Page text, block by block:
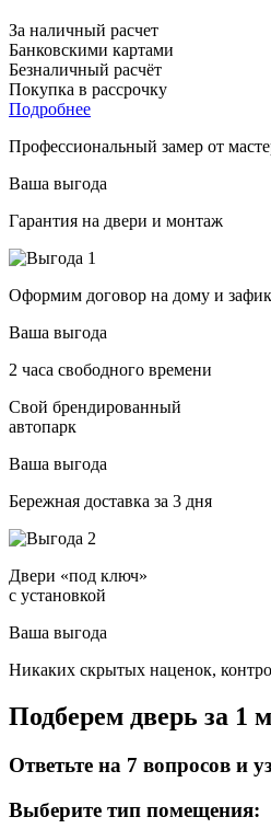
За наличный расчет
Банковскими картами
Безналичный расчёт
Покупка в рассрочку
Подробнее
Профессиональный замер от
Ваша выгода
Гарантия на двери и монтаж
Оформим договор на дому и
Ваша выгода
2 часа свободного времени
Свой брендированный
автопарк
Ваша выгода
Бережная доставка за 3 дня
Двери «под ключ»
с установкой
Ваша выгода
Никаких скрытых наценок,
Подберем дверь за 1
Ответьте на 7 вопросов и
Выберите тип помещения: